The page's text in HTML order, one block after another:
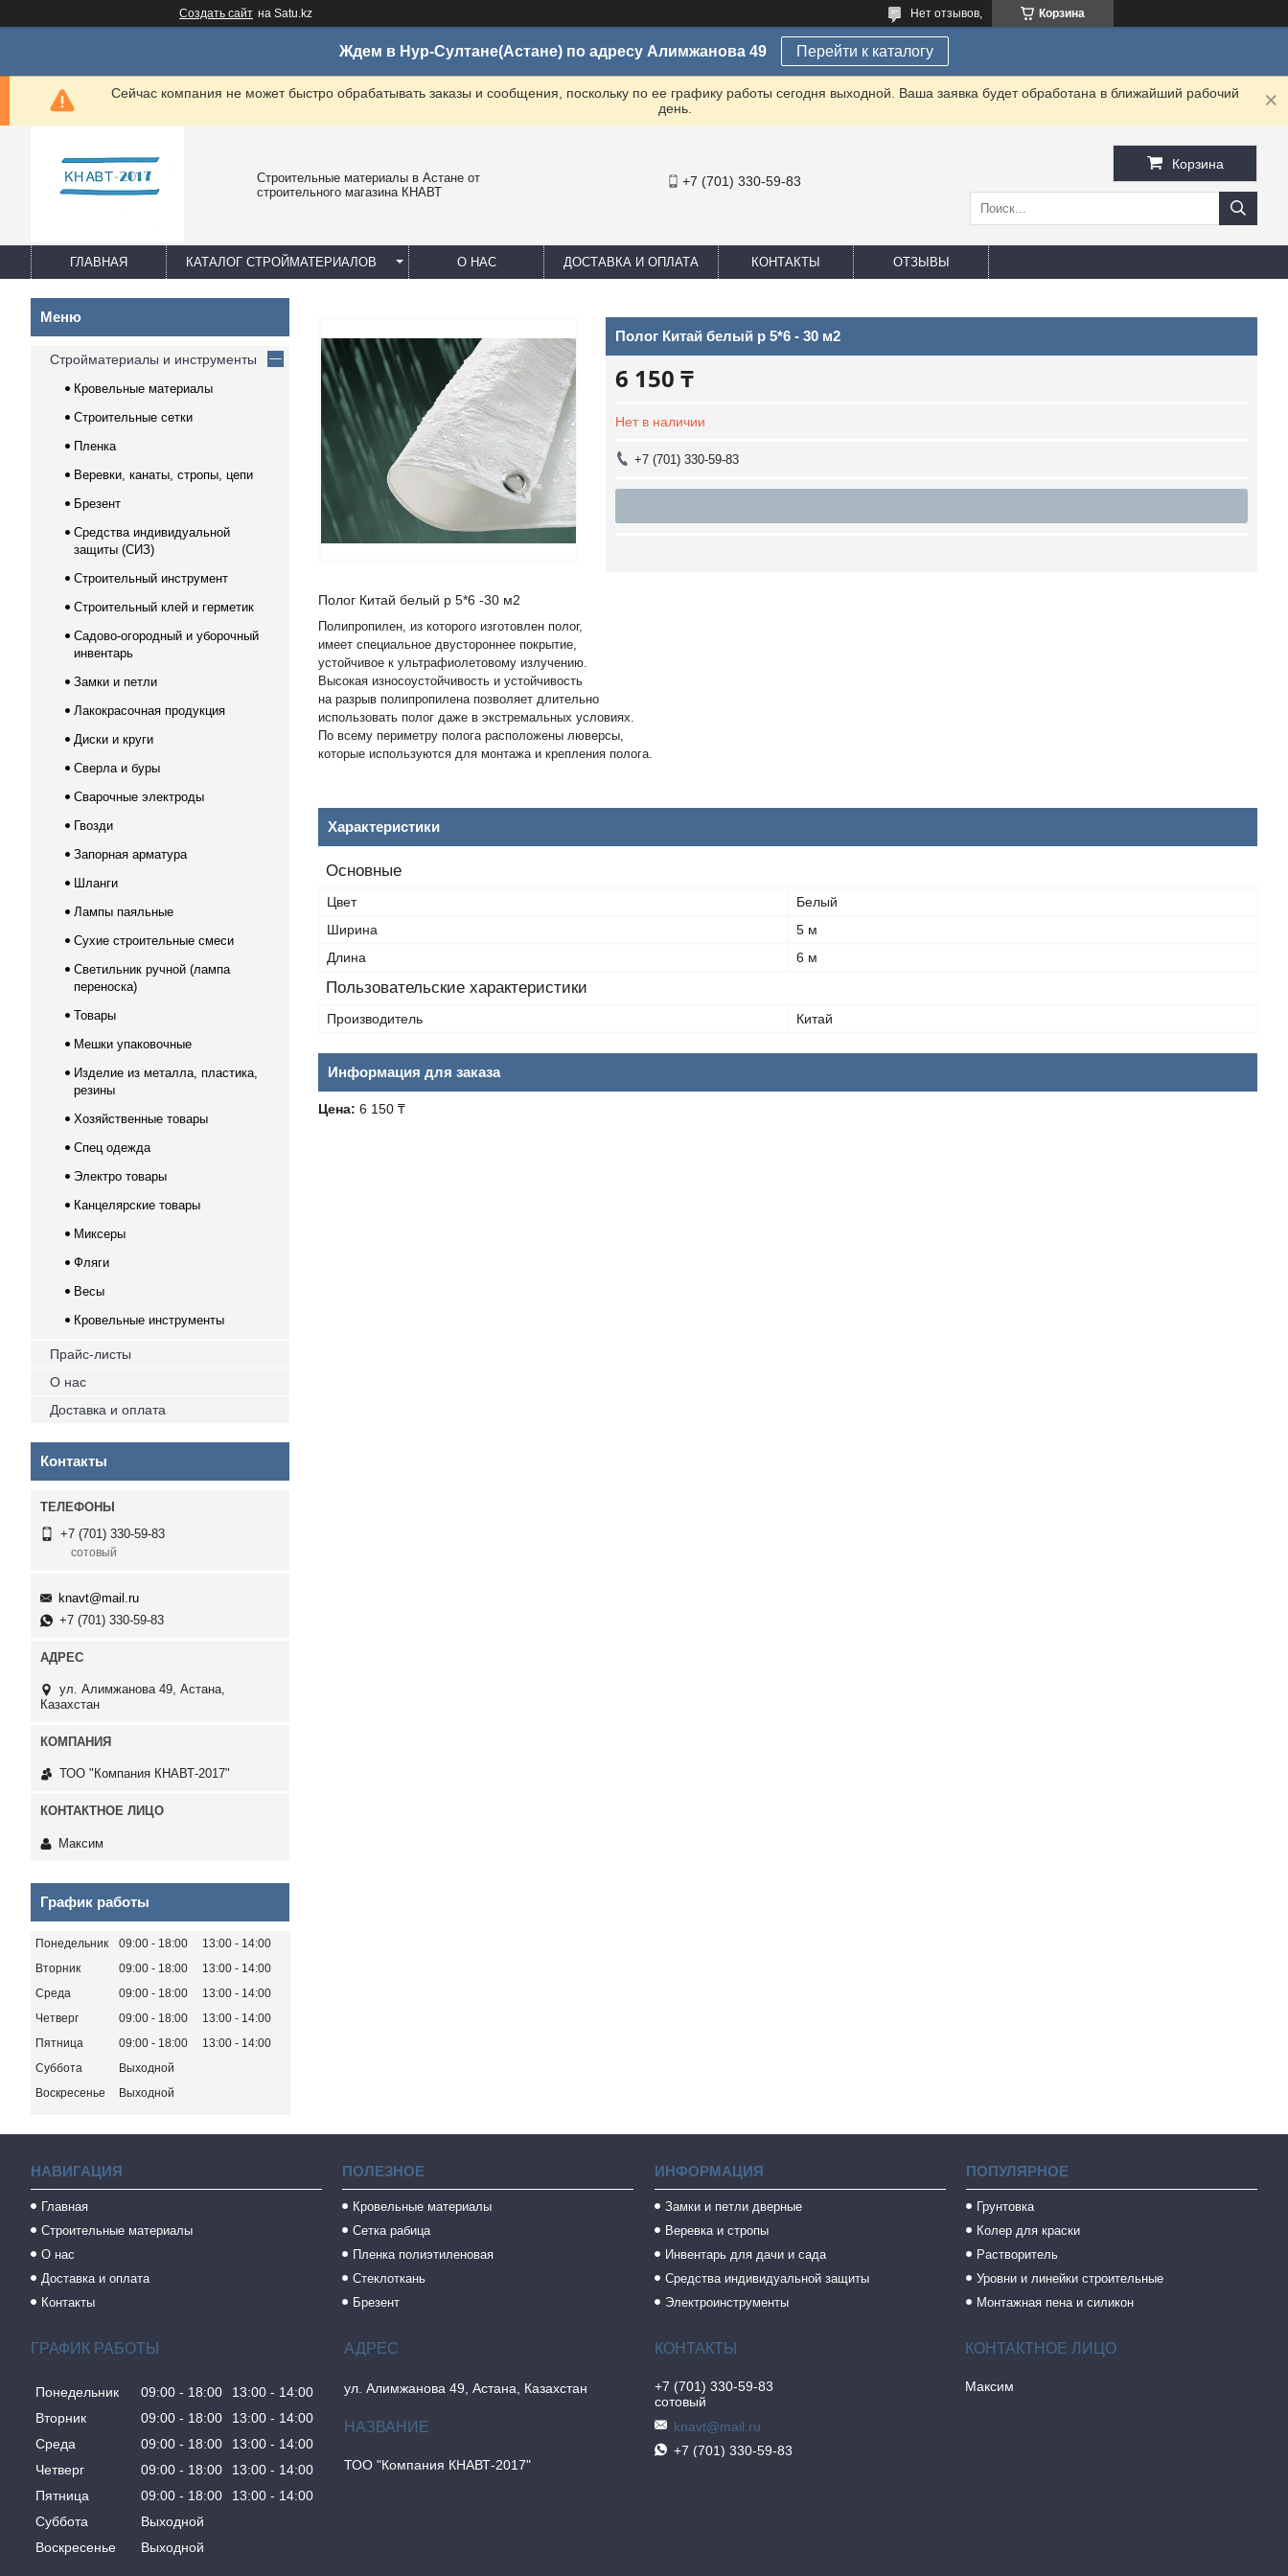
Создать сайт на Satu.kz Корзина
Нет отзывов,
Ждем в Нур-Султане(Астане) по адресу Алимжанова 49 Перейти к каталогу
Сейчас компания не может быстро обрабатывать заказы и сообщения, поскольку по ее графику работы сегодня выходной. Ваша заявка будет обработана в ближайший рабочий
день.
Строительные материалы в Астане от
строительного магазина КНАВТ
+7 (701) 330-59-83
Корзина
ГЛАВНАЯ КАТАЛОГ СТРОЙМАТЕРИАЛОВ О НАС ДОСТАВКА И ОПЛАТА КОНТАКТЫ ОТЗЫВЫ
Полог Китай белый р 5*6 - 30 м2
6 150 ₸
Нет в наличии
+7 (701) 330-59-83
Полог Китай белый р 5*6 -30 м2
Полипропилен, из которого изготовлен полог,
имеет специальное двустороннее покрытие,
устойчивое к ультрафиолетовому излучению.
Высокая износоустойчивость и устойчивость
на разрыв полипропилена позволяет длительно
использовать полог даже в экстремальных условиях.
По всему периметру полога расположены люверсы,
которые используются для монтажа и крепления полога.
Характеристики
Основные
Цвет
Белый
Ширина
5 м
Длина
6 м
Пользовательские характеристики
Производитель Китай
Информация для заказа
Цена: 6 150 ₸
Стройматериалы и инструменты
Кровельные материалы
Строительные сетки
Пленка
Веревки, канаты, стропы, цепи
Брезент
Средства индивидуальной
защиты (СИЗ)
Строительный инструмент
Строительный клей и герметик
Садово-огородный и уборочный
инвентарь
Замки и петли
Лакокрасочная продукция
Диски и круги
Сверла и буры
Сварочные электроды
Гвозди
Запорная арматура
Шланги
Лампы паяльные
Сухие строительные смеси
Светильник ручной (лампа
переноска)
Товары
Мешки упаковочные
Изделие из металла, пластика,
резины
Хозяйственные товары
Спец одежда
Электро товары
Канцелярские товары
Миксеры
Фляги
Весы
Кровельные инструменты
Прайс-листы
О нас
Доставка и оплата
Контакты
+7 (701) 330-59-83
сотовый
knavt@mail.ru
+7 (701) 330-59-83
ул. Алимжанова 49, Астана,
Казахстан
ТОО "Компания КНАВТ-2017"
Максим
График работы
Понедельник 09:00 18:00 13:00
14:00
Вторник
09:00 18:00 13:00
14:00
Среда
09:00 18:00 13:00
14:00
Четверг
09:00 18:00 13:00
14:00
Пятница
09:00 18:00 13:00
14:00
Суббота
Выходной
Воскресенье
Выходной
НАВИГАЦИЯ
Главная
Строительные материалы
О нас
Доставка и оплата
Контакты
ПОЛЕЗНОЕ
Кровельные материалы
Сетка рабица
Пленка полиэтиленовая
Стеклоткань
Брезент
ИНФОРМАЦИЯ
Замки и петли дверные
Веревка и стропы
Инвентарь для дачи и сада
Средства индивидуальной защиты
Электроинструменты
ПОПУЛЯРНОЕ
Грунтовка
Колер для краски
Растворитель
Уровни и линейки строительные
Монтажная пена и силикон
ГРАФИК РАБОТЫ
Понедельник 09:00 18:00 13:00
14:00
Вторник
09:00 18:00 13:00
14:00
Среда
09:00 18:00 13:00
14:00
Четверг
09:00 18:00 13:00
14:00
Пятница
09:00 18:00 13:00
14:00
Суббота
Выходной
Воскресенье
Выходной
ул. Алимжанова 49, Астана, Казахстан
ТОО "Компания КНАВТ-2017"
+7 (701) 330-59-83
сотовый
knavt@mail.ru
+7 (701) 330-59-83
Максим